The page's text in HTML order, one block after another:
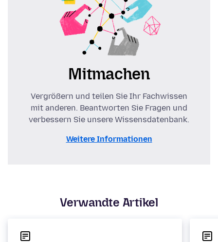
Mitmachen
Vergrößern und teilen Sie Ihr Fachwissen
mit anderen. Beantworten Sie Fragen und
verbessern Sie unsere Wissensdatenbank.
Weitere Informationen
Verwandte Artikel